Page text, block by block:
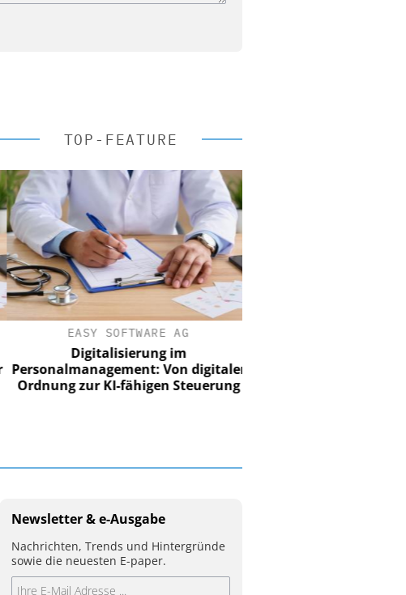
TOP-FEATURE
EASY SOFTWARE AG
Digitalisierung im
Personalmanagement: Von digitaler
Ordnung zur KI-fähigen Steuerung
Newsletter & e-Ausgabe
Nachrichten, Trends und Hintergründe
sowie die neuesten E-paper.